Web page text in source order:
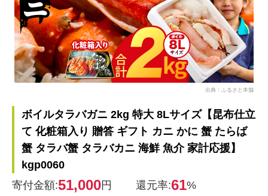
出典：ふるさと本舗
ボイルタラバガニ 2kg 特大 8Lサイズ【昆布仕立
て 化粧箱入り 贈答 ギフト カニ かに 蟹 たらば
蟹 タラバ蟹 タラバカニ 海鮮 魚介 家計応援】
kgp0060
寄付金額:51,000円 還元率:61%